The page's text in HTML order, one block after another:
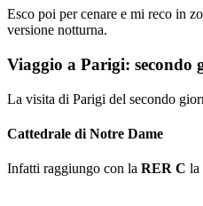
Esco poi per cenare e mi reco in
versione notturna.
Viaggio a Parigi: secondo
La visita di Parigi del secondo
Cattedrale di Notre Dame
Infatti raggiungo con la RER C la